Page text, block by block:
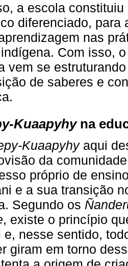
a escola
diferenciado, para
nas
Com isso,
vem se
de saberes e
Kuaapyhyna
Kuaapyhyaqui
da
próprio de
e a sua transição
Segundo os
, existe o princípio
e, nesse sentido,
giram em torno